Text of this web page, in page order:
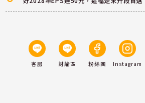
客服 討論區 粉絲團 Instagram